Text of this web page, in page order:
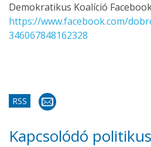
Demokratikus Koalíció
https://www.facebook.com/
346067848162328
RSS
Kapcsolódó